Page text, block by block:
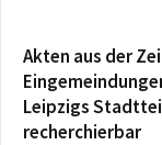
Akten aus der
Leipzigs
recherchierbar